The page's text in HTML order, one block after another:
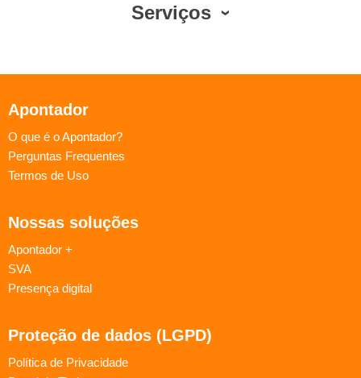
Serviços
Apontador
O que é o Apontador?
Perguntas Frequentes
Termos de Uso
Nossas soluções
Apontador +
SVA
Presença digital
Proteção de dados (LGPD)
Política de Privacidade